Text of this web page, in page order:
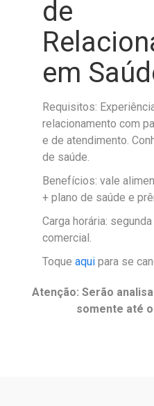
de
em
Requisitos:
relacionamento com
e de atendimento.
de saúde.
Benefícios: vale
+ plano de saúde e
Carga horária:
comercial.
Toqueaqui para se
Atenção: Serão
somente até